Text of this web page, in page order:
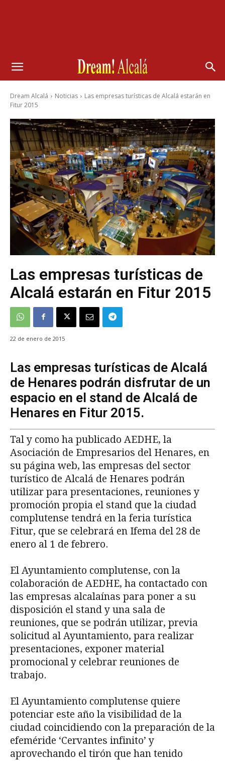
Dream Alcalá Noticias
Las empresas turísticas de Alcalá estarán en
Fitur 2015
Las empresas turísticas de
Alcalá estarán en Fitur 2015
22 de enero de 2015
Las empresas turísticas de Alcalá
de Henares podrán disfrutar de un
espacio en el stand de Alcalá de
Henares en Fitur 2015.
Tal y como ha publicado AEDHE, la
Asociación de Empresarios del Henares, en
su página web, las empresas del sector
turístico de Alcalá de Henares podrán
utilizar para presentaciones, reuniones y
promoción propia el stand que la ciudad
complutense tendrá en la feria turística
Fitur, que se celebrará en Ifema del 28 de
enero al 1 de febrero.
El Ayuntamiento complutense, con la
colaboración de AEDHE, ha contactado con
las empresas alcalaínas para poner a su
disposición el stand y una sala de
reuniones, que se podrán utilizar, previa
solicitud al Ayuntamiento, para realizar
presentaciones, exponer material
promocional y celebrar reuniones de
trabajo.
El Ayuntamiento complutense quiere
potenciar este año la visibilidad de la
ciudad coincidiendo con la preparación de la
efeméride ‘Cervantes infinito’ y
aprovechando el tirón que han tenido